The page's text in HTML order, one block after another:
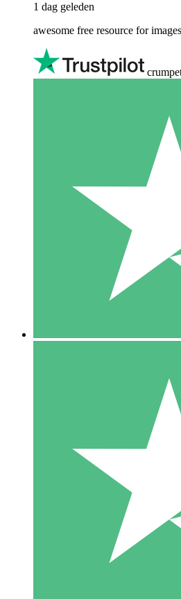
1 dag geleden
awesome free resource for